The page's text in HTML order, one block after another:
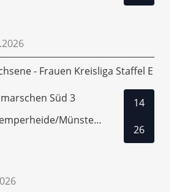
- Frauen Kreisliga Staffel E
Süd 3
HSG Kremperheide/Münsterdorf 3
14
26